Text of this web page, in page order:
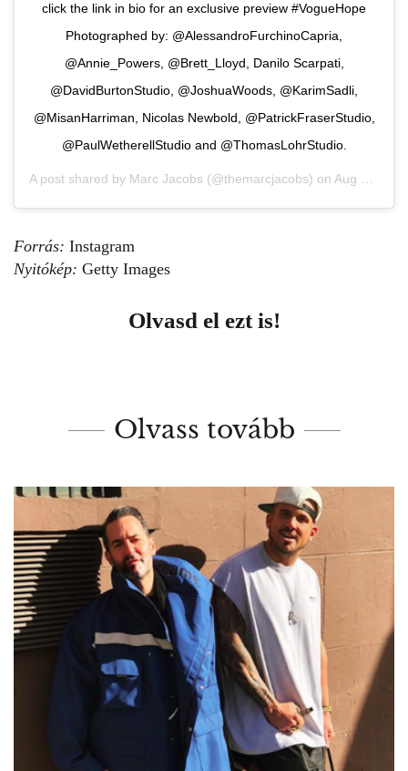
click the link in bio for an exclusive preview #VogueHope
Photographed by: @AlessandroFurchinoCapria,
@Annie_Powers, @Brett_Lloyd, Danilo Scarpati,
@DavidBurtonStudio, @JoshuaWoods, @KarimSadli,
@MisanHarriman, Nicolas Newbold, @PatrickFraserStudio,
@PaulWetherellStudio and @ThomasLohrStudio.
A post shared by Marc Jacobs (@themarcjacobs) on Aug 10, 2020 at 6:34am PDT
Forrás: Instagram
Nyitókép: Getty Images
Olvasd el ezt is!
Olvass tovább